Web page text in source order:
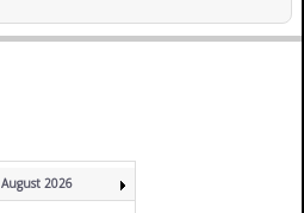
August 2026